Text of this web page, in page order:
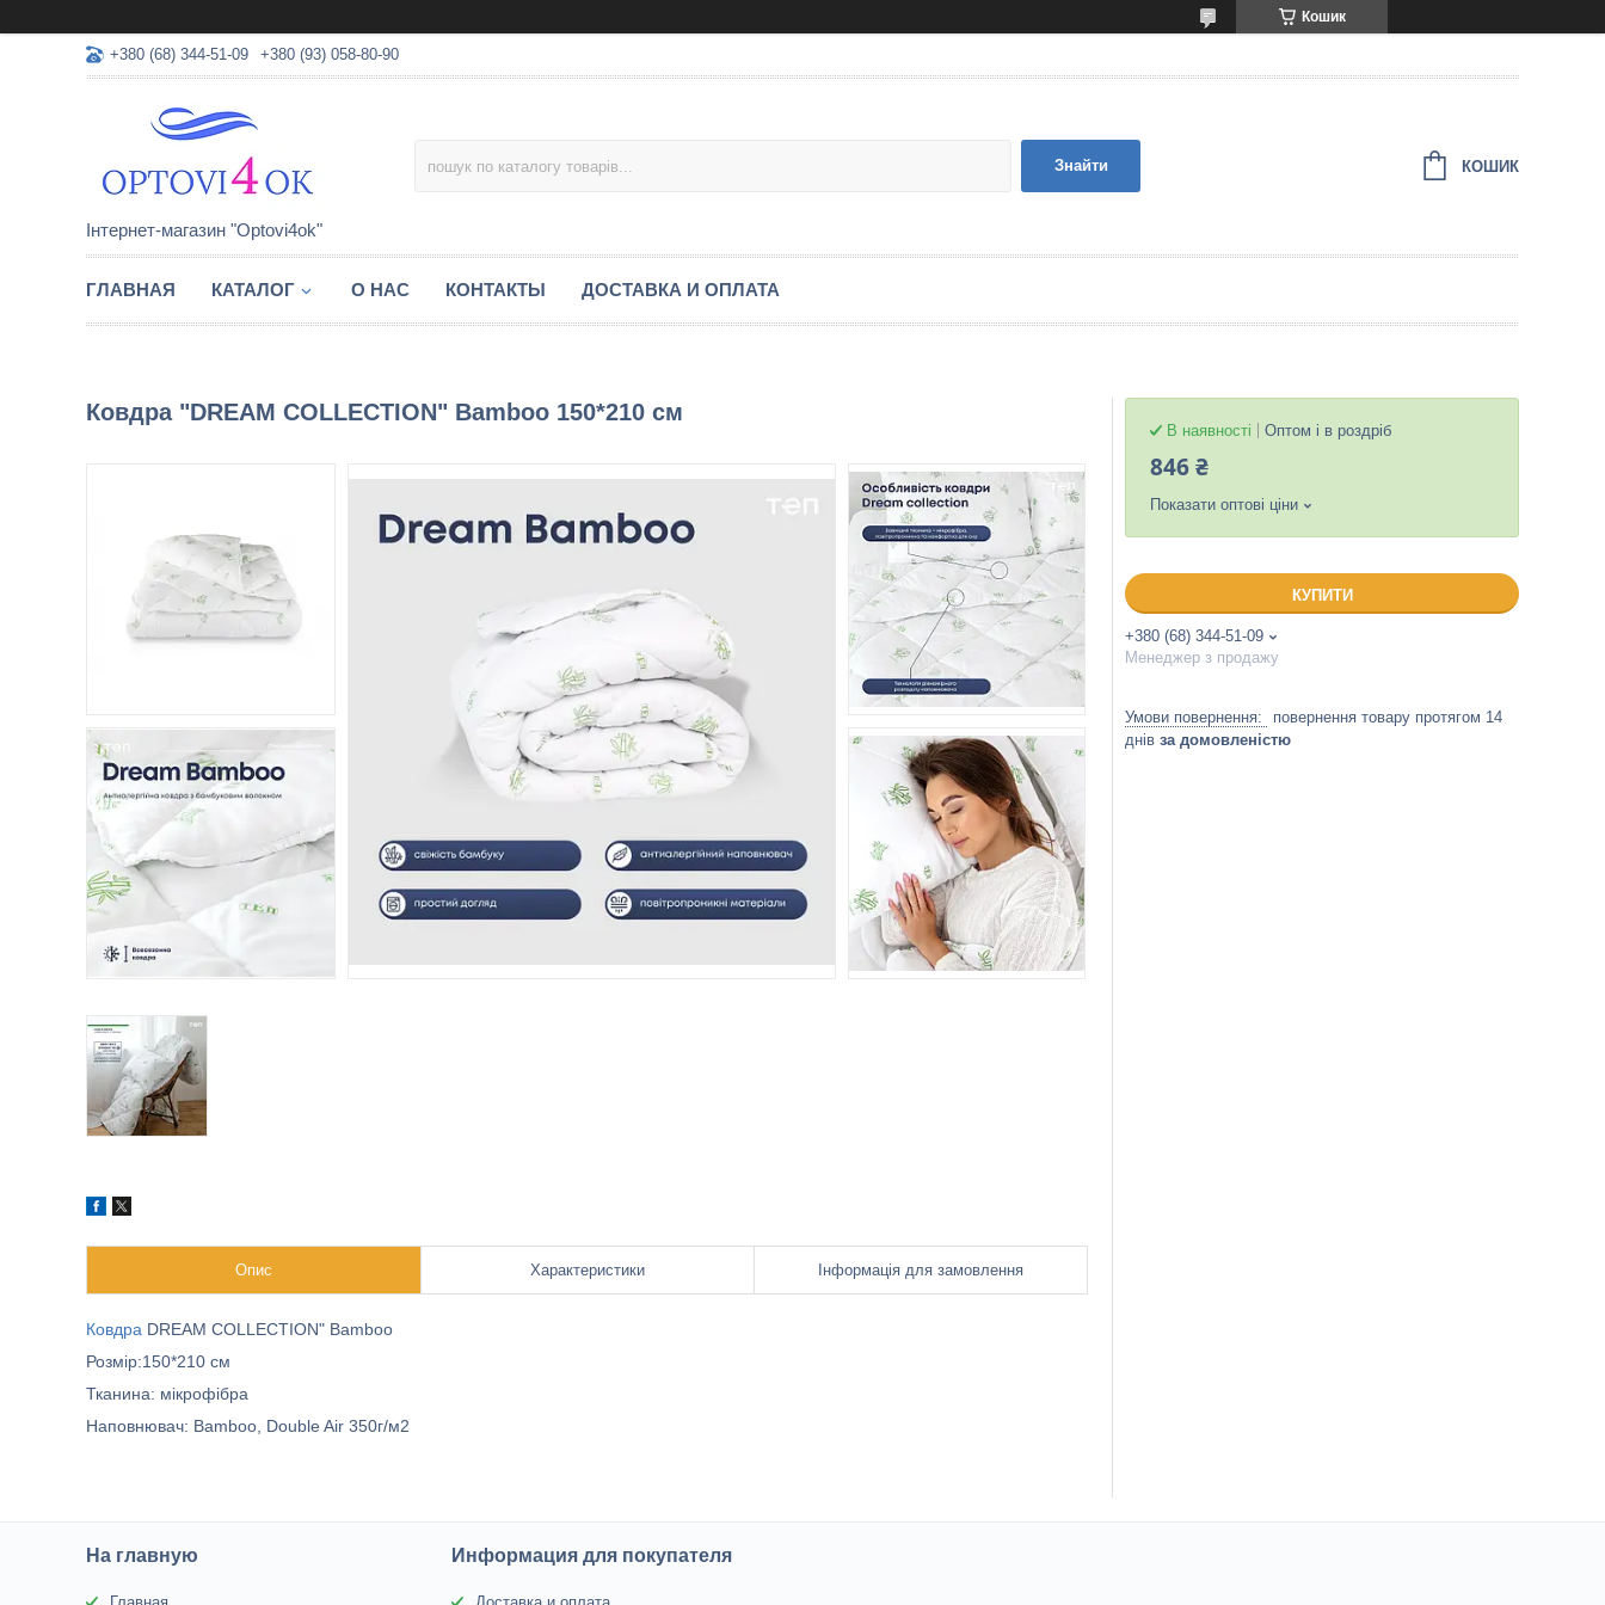
Кошик
+380 (68) 344-51-09 +380 (93) 058-80-90
Інтернет-магазин "Optovi4ok"
Знайти КОШИК
ГЛАВНАЯ КАТАЛОГ О НАС КОНТАКТЫ ДОСТАВКА И ОПЛАТА
Ковдра "DREAM COLLECTION" Bamboo 150*210 см
Опис Характеристики Інформація для замовлення
Ковдра DREAM COLLECTION" Bamboo
Розмір:150*210 см
Тканина: мікрофібра
Наповнювач: Bamboo, Double Air 350г/м2
В наявності Оптом і в роздріб
846 ₴
Показати оптові ціни
КУПИТИ
+380 (68) 344-51-09
Менеджер з продажу
повернення товару протягом 14
днів за домовленістю
На главную Информация для покупателя